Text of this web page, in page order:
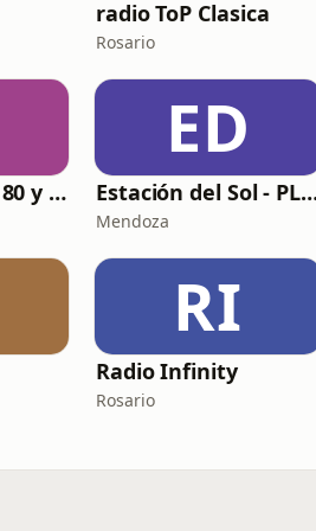
radio ToP Clasica
Rosario
La 100 Clásicos 80 y 90
ED
Estación del
Mendoza
RI
Radio Infinity
Rosario